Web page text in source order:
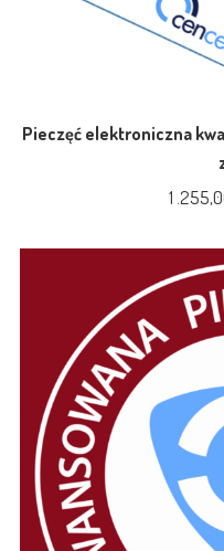
Pieczęć elektroniczna
1